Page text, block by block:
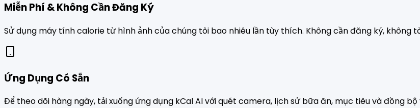
Miễn Phí & Không Cần Đăng Ký
Sử dụng máy tính calorie từ hình ảnh của chúng tôi bao nhiêu lần tùy thích. Không cần đăng ký, không
Ứng Dụng Có Sẵn
Để theo dõi hàng ngày, tải xuống ứng dụng kCal AI với quét camera, lịch sử bữa ăn, mục tiêu và đồng